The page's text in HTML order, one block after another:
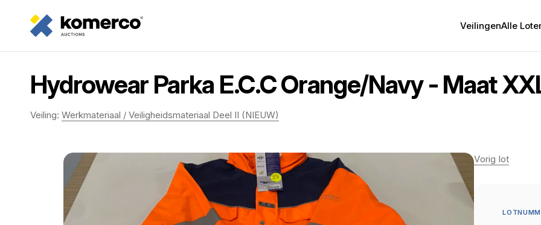
VeilingenAlle
Hydrowear Parka E.C.C Orange/Navy - Maat
Veiling: Werkmateriaal / Veiligheidsmateriaal Deel II (NIEUW)
Vorig lot